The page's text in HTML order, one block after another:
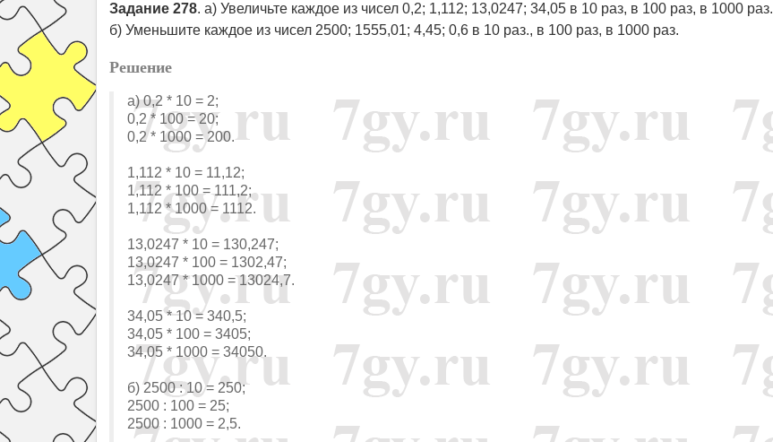
Задание 278. а) Увеличьте каждое из чисел 0,2; 1,112; 13,0247; 34,05 в 10 раз, в 100 раз, в 1000 раз.
б) Уменьшите каждое из чисел 2500; 1555,01; 4,45; 0,6 в 10 раз., в 100 раз, в 1000 раз.
Решение
а) 0,2 * 10 = 2;
0,2 * 100 = 20;
0,2 * 1000 = 200.
1,112 * 10 = 11,12;
1,112 * 100 = 111,2;
1,112 * 1000 = 1112.
13,0247 * 10 = 130,247;
13,0247 * 100 = 1302,47;
13,0247 * 1000 = 13024,7.
34,05 * 10 = 340,5;
34,05 * 100 = 3405;
34,05 * 1000 = 34050.
б) 2500 : 10 = 250;
2500 : 100 = 25;
2500 : 1000 = 2,5.